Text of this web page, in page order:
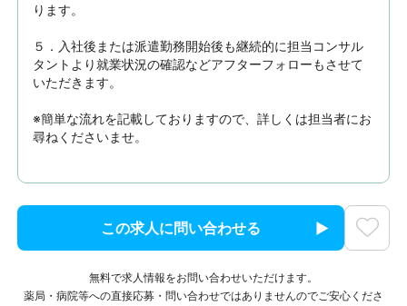
ります。
５．入社後または派遣勤務開始後も継続的に担当コンサル
タントより就業状況の確認などアフターフォローもさせて
いただきます。
※簡単な流れを記載しておりますので、詳しくは担当者にお
尋ねくださいませ。
この求人に問い合わせる
無料で求人情報をお問い合わせいただけます。
薬局・病院等への直接応募・問い合わせではありませんのでご安心くださ